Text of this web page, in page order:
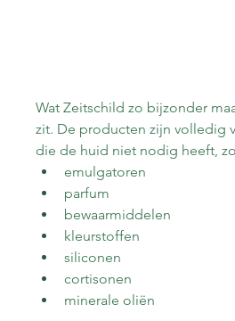
Wat Zeitschild zo bijzonder
zit. De producten zijn volledig
die de huid niet nodig heeft,
emulgatoren
parfum
bewaarmiddelen
kleurstoffen
siliconen
cortisonen
minerale oliën